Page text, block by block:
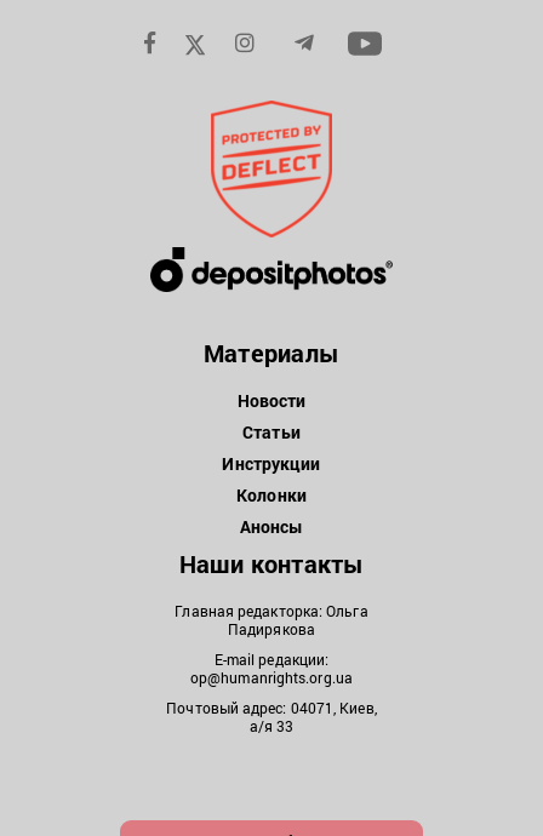
Материалы
Новости
Статьи
Инструкции
Колонки
Анонсы
Наши контакты
Главная редакторка: Ольга
Падирякова
E-mail редакции:
op@humanrights.org.ua
Почтовый адрес: 04071, Киев,
а/я 33